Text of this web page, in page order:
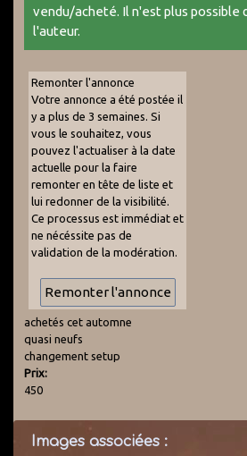
vendu/acheté. Il n'est plus possible
l'auteur.
Remonter l'annonce
Votre annonce a été postée il
y a plus de 3 semaines. Si
vous le souhaitez, vous
pouvez l'actualiser à la date
actuelle pour la faire
remonter en tête de liste et
lui redonner de la visibilité.
Ce processus est immédiat et
ne nécéssite pas de
validation de la modération.
achetés cet automne
quasi neufs
changement setup
Prix:
450
Images associées :